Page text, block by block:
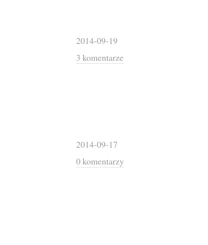
2014-09-19
3 komentarze
2014-09-17
0 komentarzy